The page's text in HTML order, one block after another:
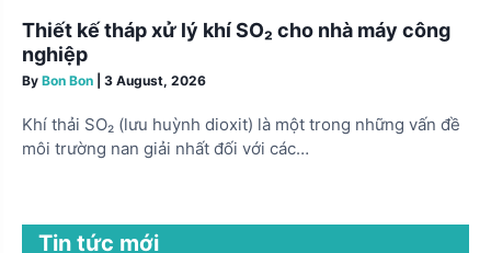
Thiết kế tháp xử lý khí SO₂ cho nhà máy công
nghiệp
By Bon Bon 3 August, 2026
Khí thải SO₂ (lưu huỳnh dioxit) là một trong những vấn đề
môi trường nan giải nhất đối với các…
Tin tức mới